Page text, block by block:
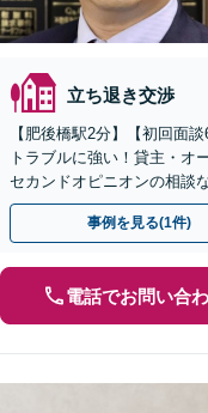
立ち退き交渉
【肥後橋駅2分】【初回面
トラブルに強い！貸主・オ
セカンドオピニオンの相談
は、お気軽にご相談くださ
事例を見る(1件)
電話でお問い合